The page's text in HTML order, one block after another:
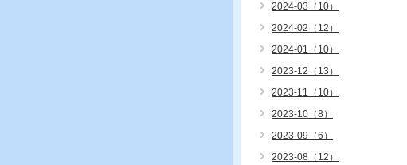
2024-03（10）
2024-02（12）
2024-01（10）
2023-12（13）
2023-11（10）
2023-10（8）
2023-09（6）
2023-08（12）